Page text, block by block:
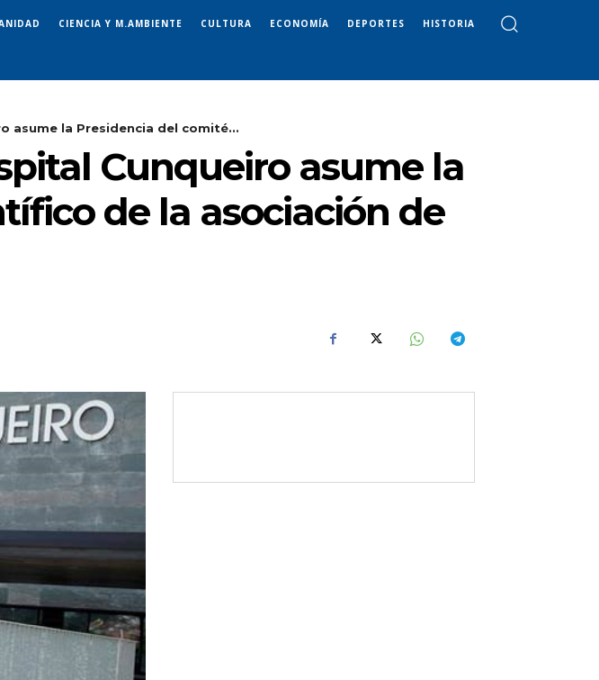
CIENCIA Y M.AMBIENTE CULTURA ECONOMÍA DEPORTES HISTORIA
asume la Presidencia del comité...
Cunqueiro asume la
de la asociación de